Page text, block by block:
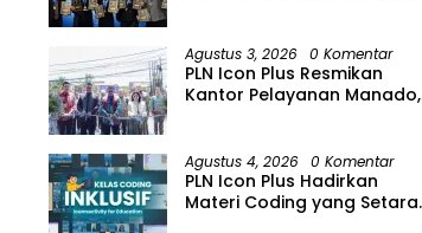
Agustus 3, 2026 0 Komentar
PLN Icon Plus Resmikan
Kantor Pelayanan Manado,
Agustus 4, 2026 0 Komentar
PLN Icon Plus Hadirkan
Materi Coding yang Setara